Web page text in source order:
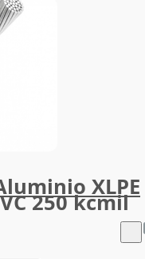
XLPE
250 kcmil